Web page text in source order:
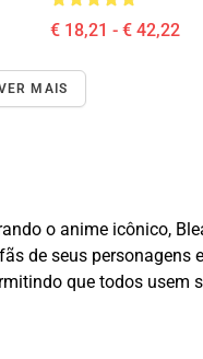
€ 18,21 - € 42,22
MAIS
o anime icônico,
de seus
que todos usem